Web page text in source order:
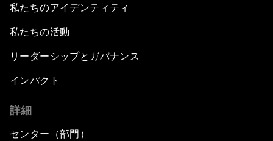
私たちのアイデンティティ
私たちの活動
リーダーシップとガバナンス
インパクト
詳細
センター（部門）